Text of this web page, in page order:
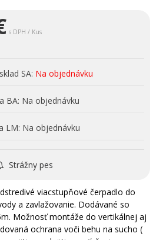
s DPH / Kus
SA: Na objednávku
BA: Na objednávku
LM: Na objednávku
Strážny pes
viacstupňové čerpadlo do
a zavlažovanie. Dodávané so
Možnosť montáže do vertikálnej aj
ochrana voči behu na sucho (